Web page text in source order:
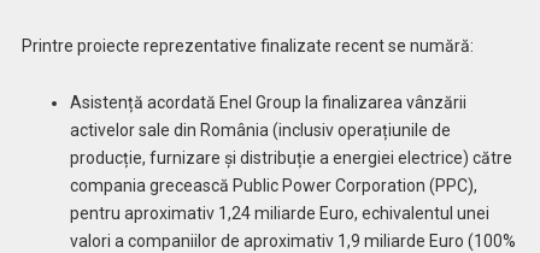
Printre proiecte reprezentative finalizate recent se numără:
Asistență acordată Enel Group la finalizarea vânzării
activelor sale din România (inclusiv operațiunile de
producție, furnizare și distribuție a energiei electrice) către
compania grecească Public Power Corporation (PPC),
pentru aproximativ 1,24 miliarde Euro, echivalentul unei
valori a companiilor de aproximativ 1,9 miliarde Euro (100%